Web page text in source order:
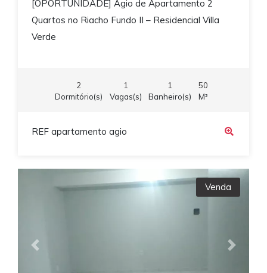
​[OPORTUNIDADE] Ágio de Apartamento 2
Quartos no Riacho Fundo II – Residencial Villa
Verde
2
Dormitório(s)
1
Vagas(s)
1
Banheiro(s)
50
M²
REF apartamento agio
Previous Next
Venda